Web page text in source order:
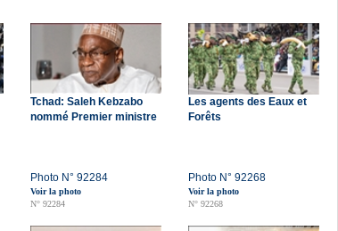
Tchad: Saleh Kebzabo
nommé Premier ministre
Photo N° 92284
Voir la photo
N° 92284
Les agents des Eaux et
Forêts
Photo N° 92268
Voir la photo
N° 92268